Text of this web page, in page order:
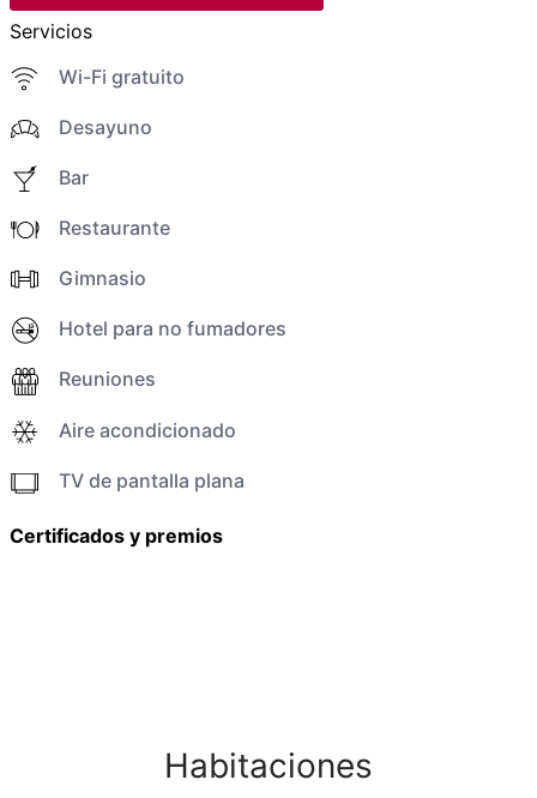
Servicios
Wi-Fi gratuito
Desayuno
Bar
Restaurante
Gimnasio
Hotel para no fumadores
Reuniones
Aire acondicionado
TV de pantalla plana
Certificados y premios
Habitaciones